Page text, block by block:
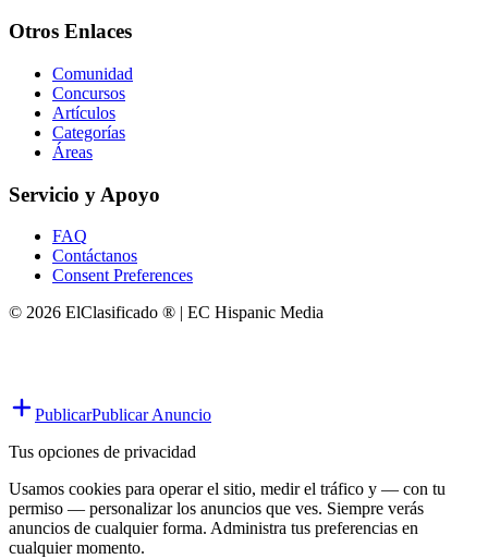
Otros Enlaces
Comunidad
Concursos
Artículos
Categorías
Áreas
Servicio y Apoyo
FAQ
Contáctanos
Consent Preferences
© 2026 ElClasificado ® | EC Hispanic Media
PublicarPublicar Anuncio
Tus opciones de privacidad
Usamos cookies para operar el sitio, medir el tráfico y — con tu
permiso — personalizar los anuncios que ves. Siempre verás
anuncios de cualquier forma. Administra tus preferencias en
cualquier momento.